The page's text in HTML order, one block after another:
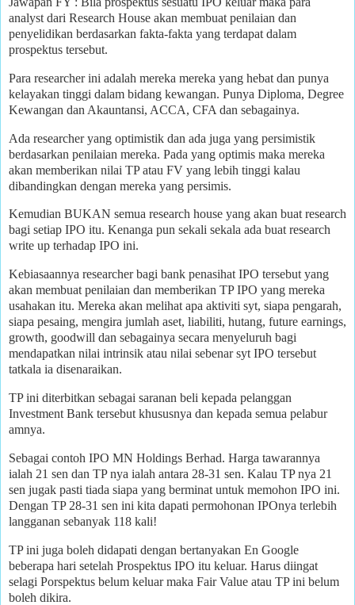
analyst dari Research House akan membuat penilaian dan
penyelidikan berdasarkan fakta-fakta yang terdapat dalam
prospektus tersebut.
Para researcher ini adalah mereka mereka yang hebat dan punya
kelayakan tinggi dalam bidang kewangan. Punya Diploma, Degree
Kewangan dan Akauntansi, ACCA, CFA dan sebagainya.
Ada researcher yang optimistik dan ada juga yang persimistik
berdasarkan penilaian mereka. Pada yang optimis maka mereka
akan memberikan nilai TP atau FV yang lebih tinggi kalau
dibandingkan dengan mereka yang persimis.
Kemudian BUKAN semua research house yang akan buat research
bagi setiap IPO itu. Kenanga pun sekali sekala ada buat research
write up terhadap IPO ini.
Kebiasaannya researcher bagi bank penasihat IPO tersebut yang
akan membuat penilaian dan memberikan TP IPO yang mereka
usahakan itu. Mereka akan melihat apa aktiviti syt, siapa pengarah,
siapa pesaing, mengira jumlah aset, liabiliti, hutang, future earnings,
growth, goodwill dan sebagainya secara menyeluruh bagi
mendapatkan nilai intrinsik atau nilai sebenar syt IPO tersebut
tatkala ia disenaraikan.
TP ini diterbitkan sebagai saranan beli kepada pelanggan
Investment Bank tersebut khususnya dan kepada semua pelabur
amnya.
Sebagai contoh IPO MN Holdings Berhad. Harga tawarannya
ialah 21 sen dan TP nya ialah antara 28-31 sen. Kalau TP nya 21
sen jugak pasti tiada siapa yang berminat untuk memohon IPO ini.
Dengan TP 28-31 sen ini kita dapati permohonan IPOnya terlebih
langganan sebanyak 118 kali!
TP ini juga boleh didapati dengan bertanyakan En Google
beberapa hari setelah Prospektus IPO itu keluar. Harus diingat
selagi Porspektus belum keluar maka Fair Value atau TP ini belum
boleh dikira.